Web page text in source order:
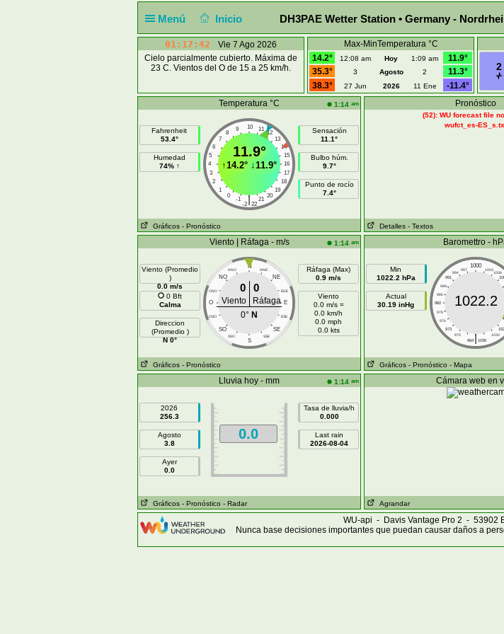
Menú Inicio DH3PAE Wetter Station • Germany -
01:17:42
Vie 7 Ago 2026
Cielo parcialmente cubierto. Máxima de
23 C. Vientos del O de 15 a 25 km/h.
Max-MinTemperatura °C
14.2°
12:08 am Hoy 1:09 am
11.9°
35.3°
3 Agosto 2
11.3°
38.3°
27 Jun 2026 11 Ene -11.4°
2
Temperatura °C
1:14 am
Fahrenheit
53.4°
Humedad
74% ↑
10
9 11
8
12
7
13
6
14
5
15
4
16
3
17
2
18
1
19
0
20
-1 21
|
-2 22
11.9°
↑14.2° ↓11.9°
Sensación
11.1°
Bulbo húm.
9.7°
Punto de rocío
7.4°
Gráficos - Pronóstico
Pronóstico
(52): WU forecast file
wufct_es-
Detalles - Textos
Viento | Ráfaga - m/s 1:14 am
Viento (Promedio
)
0.0 m/s
0 Bft
Calma
Direccion
(Promedio )
N 0°
N
NNO NNE
NO NE
ONO ENE
O E
OSO ESE
SO SE
SSO SSE
S
0 0
Viento
Ráfaga
0° N
Ráfaga (Max)
0.9 m/s
Viento
0.0 m/s =
0.0 km/h
0.0 mph
0.0 kts
Gráficos - Pronóstico
Baromettro -
Min
1022.2 hPa
Actual
30.19 inHg
1000
997 1003
994
1006
991
988
985
982
979
976
973
970
1030
|
964 1036
1022.2
Gráficos - Pronóstico - Mapa
Lluvia hoy - mm 1:14 am
2026
256.3
Agosto
3.8
Ayer
0.0
0.0
Tasa de lluvia/h
0.000
Last rain
2026-08-04
Gráficos - Pronóstico - Radar
Cámara web en
Agrandar
WU-api - Davis Vantage Pro 2 - 53902
Nunca base decisiones importantes que puedan causar daños a